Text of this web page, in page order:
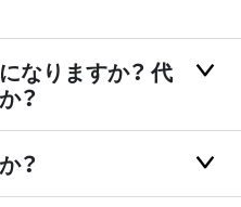
なりますか？ 代
？
？